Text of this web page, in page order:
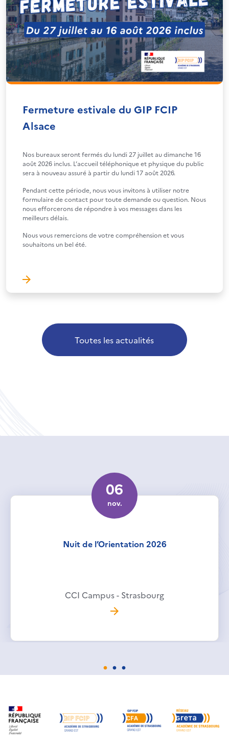
Fermeture estivale du GIP FCIP
Alsace
Nos bureaux seront fermés du lundi 27 juillet au dimanche 16
août 2026 inclus. L’accueil téléphonique et physique du public
sera à nouveau assuré à partir du lundi 17 août 2026.
Pendant cette période, nous vous invitons à utiliser notre
formulaire de contact pour toute demande ou question. Nous
nous efforcerons de répondre à vos messages dans les
meilleurs délais.
Nous vous remercions de votre compréhension et vous
souhaitons un bel été.
Toutes les actualités
06
nov.
Nuit de l’Orientation 2026
CCI Campus - Strasbourg